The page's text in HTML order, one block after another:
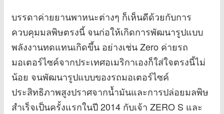
บรรดาค่ายยานพาหนะต่างๆ ก็เห็นดีด้วยกับการ
ควบคุมมลพิษตรงนี้ จนก่อให้เกิดการพัฒนารูปแบบ
พลังงานทดแทนเกิดขึ้น อย่างเช่น Zero ค่ายรถ
มอเตอร์ไซค์จากประเทศอเมริกาเองก็ใส่ใจตรงนี้ไม่
น้อย จนพัฒนารูปแบบของรถมอเตอร์ไซค์
ประสิทธิภาพสูงปราศจากน้ำมันและการปล่อยมลพิษ
สำเร็จเป็นครั้งแรกในปี 2014 กับเจ้า ZERO S และ